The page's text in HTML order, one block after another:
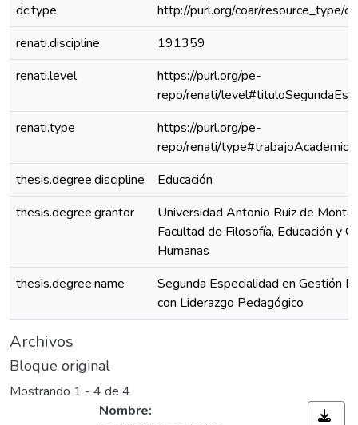
dc.type
http://purl.org/coar/resource_type/
renati.discipline
191359
renati.level
https://purl.org/pe-
repo/renati/
renati.type
https://purl.org/pe-
repo/renati/type#trabajoAcademico
thesis.degree.discipline
Educación
thesis.degree.grantor
Universidad Antonio Ruiz de
Facultad de Filosofía, Educación y
Humanas
thesis.degree.name
Segunda Especialidad en Gestión
con Liderazgo Pedagógico
Archivos
Bloque original
Mostrando 1 - 4 de 4
Nombre: